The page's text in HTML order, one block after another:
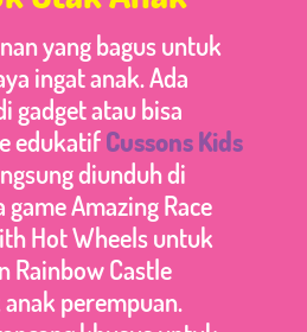
yang bagus untuk
ingat anak. Ada
gadget atau bisa
edukatifCussons Kids
diunduh di
game Amazing Race
Hot Wheels untuk
Rainbow Castle
perempuan.